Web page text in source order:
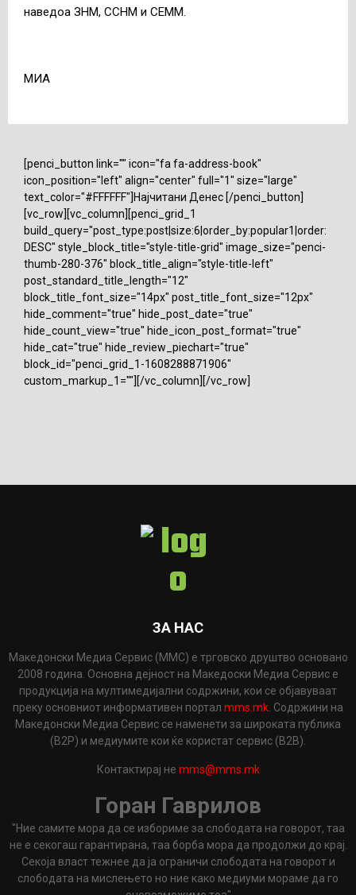
наведоа ЗНМ, ССНМ и СЕММ.
МИА
[penci_button link="" icon="fa fa-address-book"
icon_position="left" align="center" full="1" size="large"
text_color="#FFFFFF"]Најчитани Денес [/penci_button]
[vc_row][vc_column][penci_grid_1
build_query="post_type:post|size:6|order_by:popular1|order:
DESC" style_block_title="style-title-grid" image_size="penci-
thumb-280-376" block_title_align="style-title-left"
post_standard_title_length="12"
block_title_font_size="14px" post_title_font_size="12px"
hide_comment="true" hide_post_date="true"
hide_count_view="true" hide_icon_post_format="true"
hide_cat="true" hide_review_piechart="true"
block_id="penci_grid_1-1608288871906"
custom_markup_1=""][/vc_column][/vc_row]
ЗА НАС
Македонски Медиа Сервис (ММС) е трговско друштво основано
2008 година. Основна дејност на Македоски Медиа Сервис е
продукција на мултимедијални содржини, кои се објавуваат
преку основниот информативен портал mms.mk . Содржини на
Македонски Медиа Сервис се наменети за широката публика
(B2P) и медиумите кои ќе користат сервис (B2B).
Контактирај не mms@mms.mk
Горан Гаврилов
"Ние самите мора да се избориме за слободата на говорот, таа
не е секогаш гарантирана, таа борба мора да продолжи до крај.
Секоја власт тежнее да ја ограничи слободата на говорот и
слободата на мислењето но ние како медиуми мораме да го